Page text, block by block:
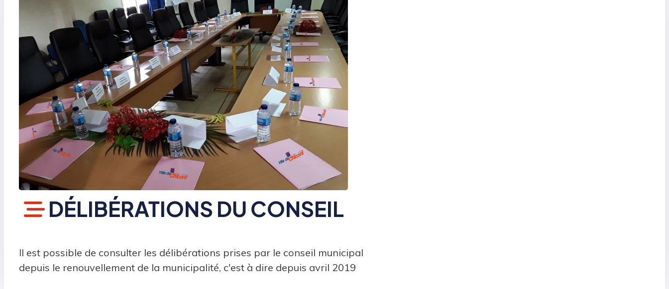
DÉLIBÉRATIONS DU CONSEIL
Il est possible de consulter les délibérations prises par le conseil municipal
depuis le renouvellement de la municipalité, c'est à dire depuis avril 2019